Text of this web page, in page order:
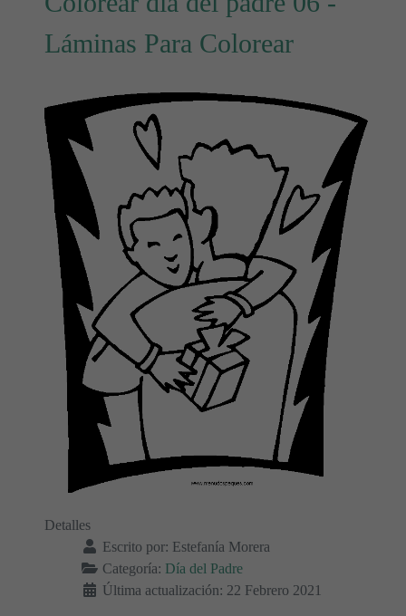
Láminas Para Colorear
Detalles
Escrito por: Estefanía Morera
Categoría: Día del Padre
Última actualización: 22 Febrero 2021